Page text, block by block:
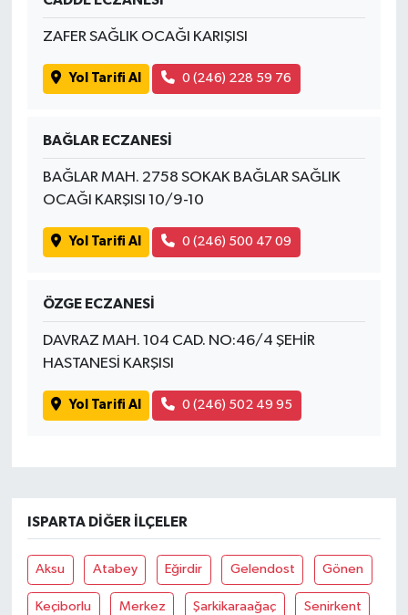
ZAFER SAĞLIK OCAĞI KARIŞISI
Yol Tarifi Al 0 (246) 228 59 76
BAĞLAR ECZANESİ
BAĞLAR MAH. 2758 SOKAK BAĞLAR SAĞLIK
OCAĞI KARŞISI 10/9-10
Yol Tarifi Al 0 (246) 500 47 09
ÖZGE ECZANESİ
DAVRAZ MAH. 104 CAD. NO:46/4 ŞEHİR
HASTANESİ KARŞISI
Yol Tarifi Al 0 (246) 502 49 95
ISPARTA DIĞER İLÇELER
Aksu Atabey Eğirdir Gelendost Gönen
Keçiborlu Merkez Şarkikaraağaç Senirkent